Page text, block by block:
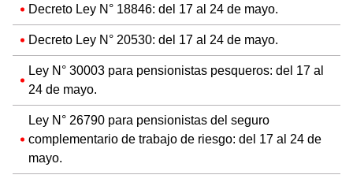
Decreto Ley N° 18846: del 17 al 24 de mayo.
Decreto Ley N° 20530: del 17 al 24 de mayo.
Ley N° 30003 para pensionistas pesqueros: del 17 al
24 de mayo.
Ley N° 26790 para pensionistas del seguro
complementario de trabajo de riesgo: del 17 al 24 de
mayo.